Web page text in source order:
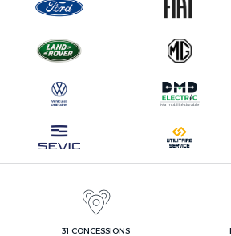
31 CONCESSIONS